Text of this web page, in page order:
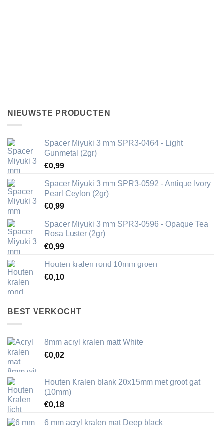
NIEUWSTE PRODUCTEN
Spacer Miyuki 3 mm SPR3-0464 - Light
Gunmetal (2gr)
€0,99
Spacer Miyuki 3 mm SPR3-0592 - Antique Ivory
Pearl Ceylon (2gr)
€0,99
Spacer Miyuki 3 mm SPR3-0596 - Opaque Tea
Rosa Luster (2gr)
€0,99
Houten kralen rond 10mm groen
€0,10
BEST VERKOCHT
8mm acryl kralen matt White
€0,02
Houten Kralen blank 20x15mm met groot gat
(10mm)
€0,18
6 mm acryl kralen mat Deep black